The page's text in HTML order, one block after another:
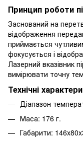
Принцип роботи
Заснований на
відображення
приймається
фокусується і
Лазерний вказівник
вимірювати точну
Технічні
Діапазон
Маса: 176 г.
Габарити: